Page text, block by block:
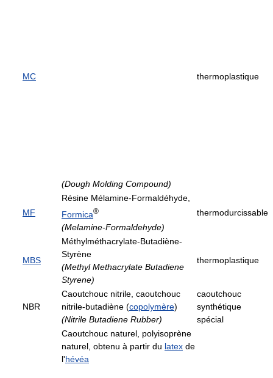
MC
(Dough Molding Compound)
thermoplastique
MF
Résine Mélamine-Formaldéhyde,
Formica®
(Melamine-Formaldehyde)
thermodurcissable
MBS
Méthylméthacrylate-Butadiène-
Styrène
(Methyl Methacrylate Butadiene
Styrene)
thermoplastique
NBR
Caoutchouc nitrile, caoutchouc
nitrile-butadiène (copolymère)
(Nitrile Butadiene Rubber)
caoutchouc
synthétique
spécial
Caoutchouc naturel, polyisoprène
naturel, obtenu à partir du latex de
l'hévéa